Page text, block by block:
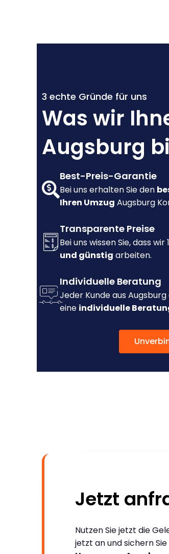
3 echte Gründe für uns
Was wir
Augsburg
Best-Preis-Garantie
Bei uns erhalten Sie den
Ihren Umzug Augsburg
Transparente Preise
Bei uns wissen Sie, dass wir
und günstig arbeiten.
Individuelle Beratung
Jeder Kunde aus
eine individuelle
Jetzt
Nutzen Sie jetzt die
jetzt an und sichern